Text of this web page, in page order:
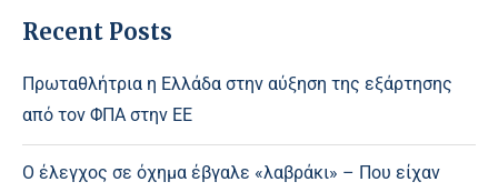
Recent Posts
Πρωταθλήτρια η Ελλάδα στην αύξηση της εξάρτησης
από τον ΦΠΑ στην ΕΕ
Ο έλεγχος σε όχημα έβγαλε «λαβράκι» – Που είχαν